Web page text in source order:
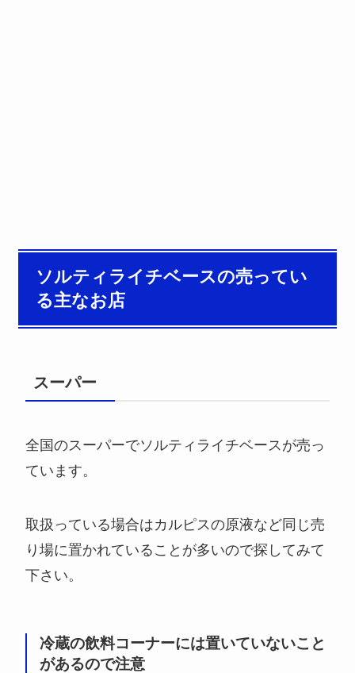
ソルティライチベースの売ってい
る主なお店
スーパー
全国のスーパーでソルティライチベースが売っ
ています。
取扱っている場合はカルピスの原液など同じ売
り場に置かれていることが多いので探してみて
下さい。
冷蔵の飲料コーナーには置いていないこと
があるので注意